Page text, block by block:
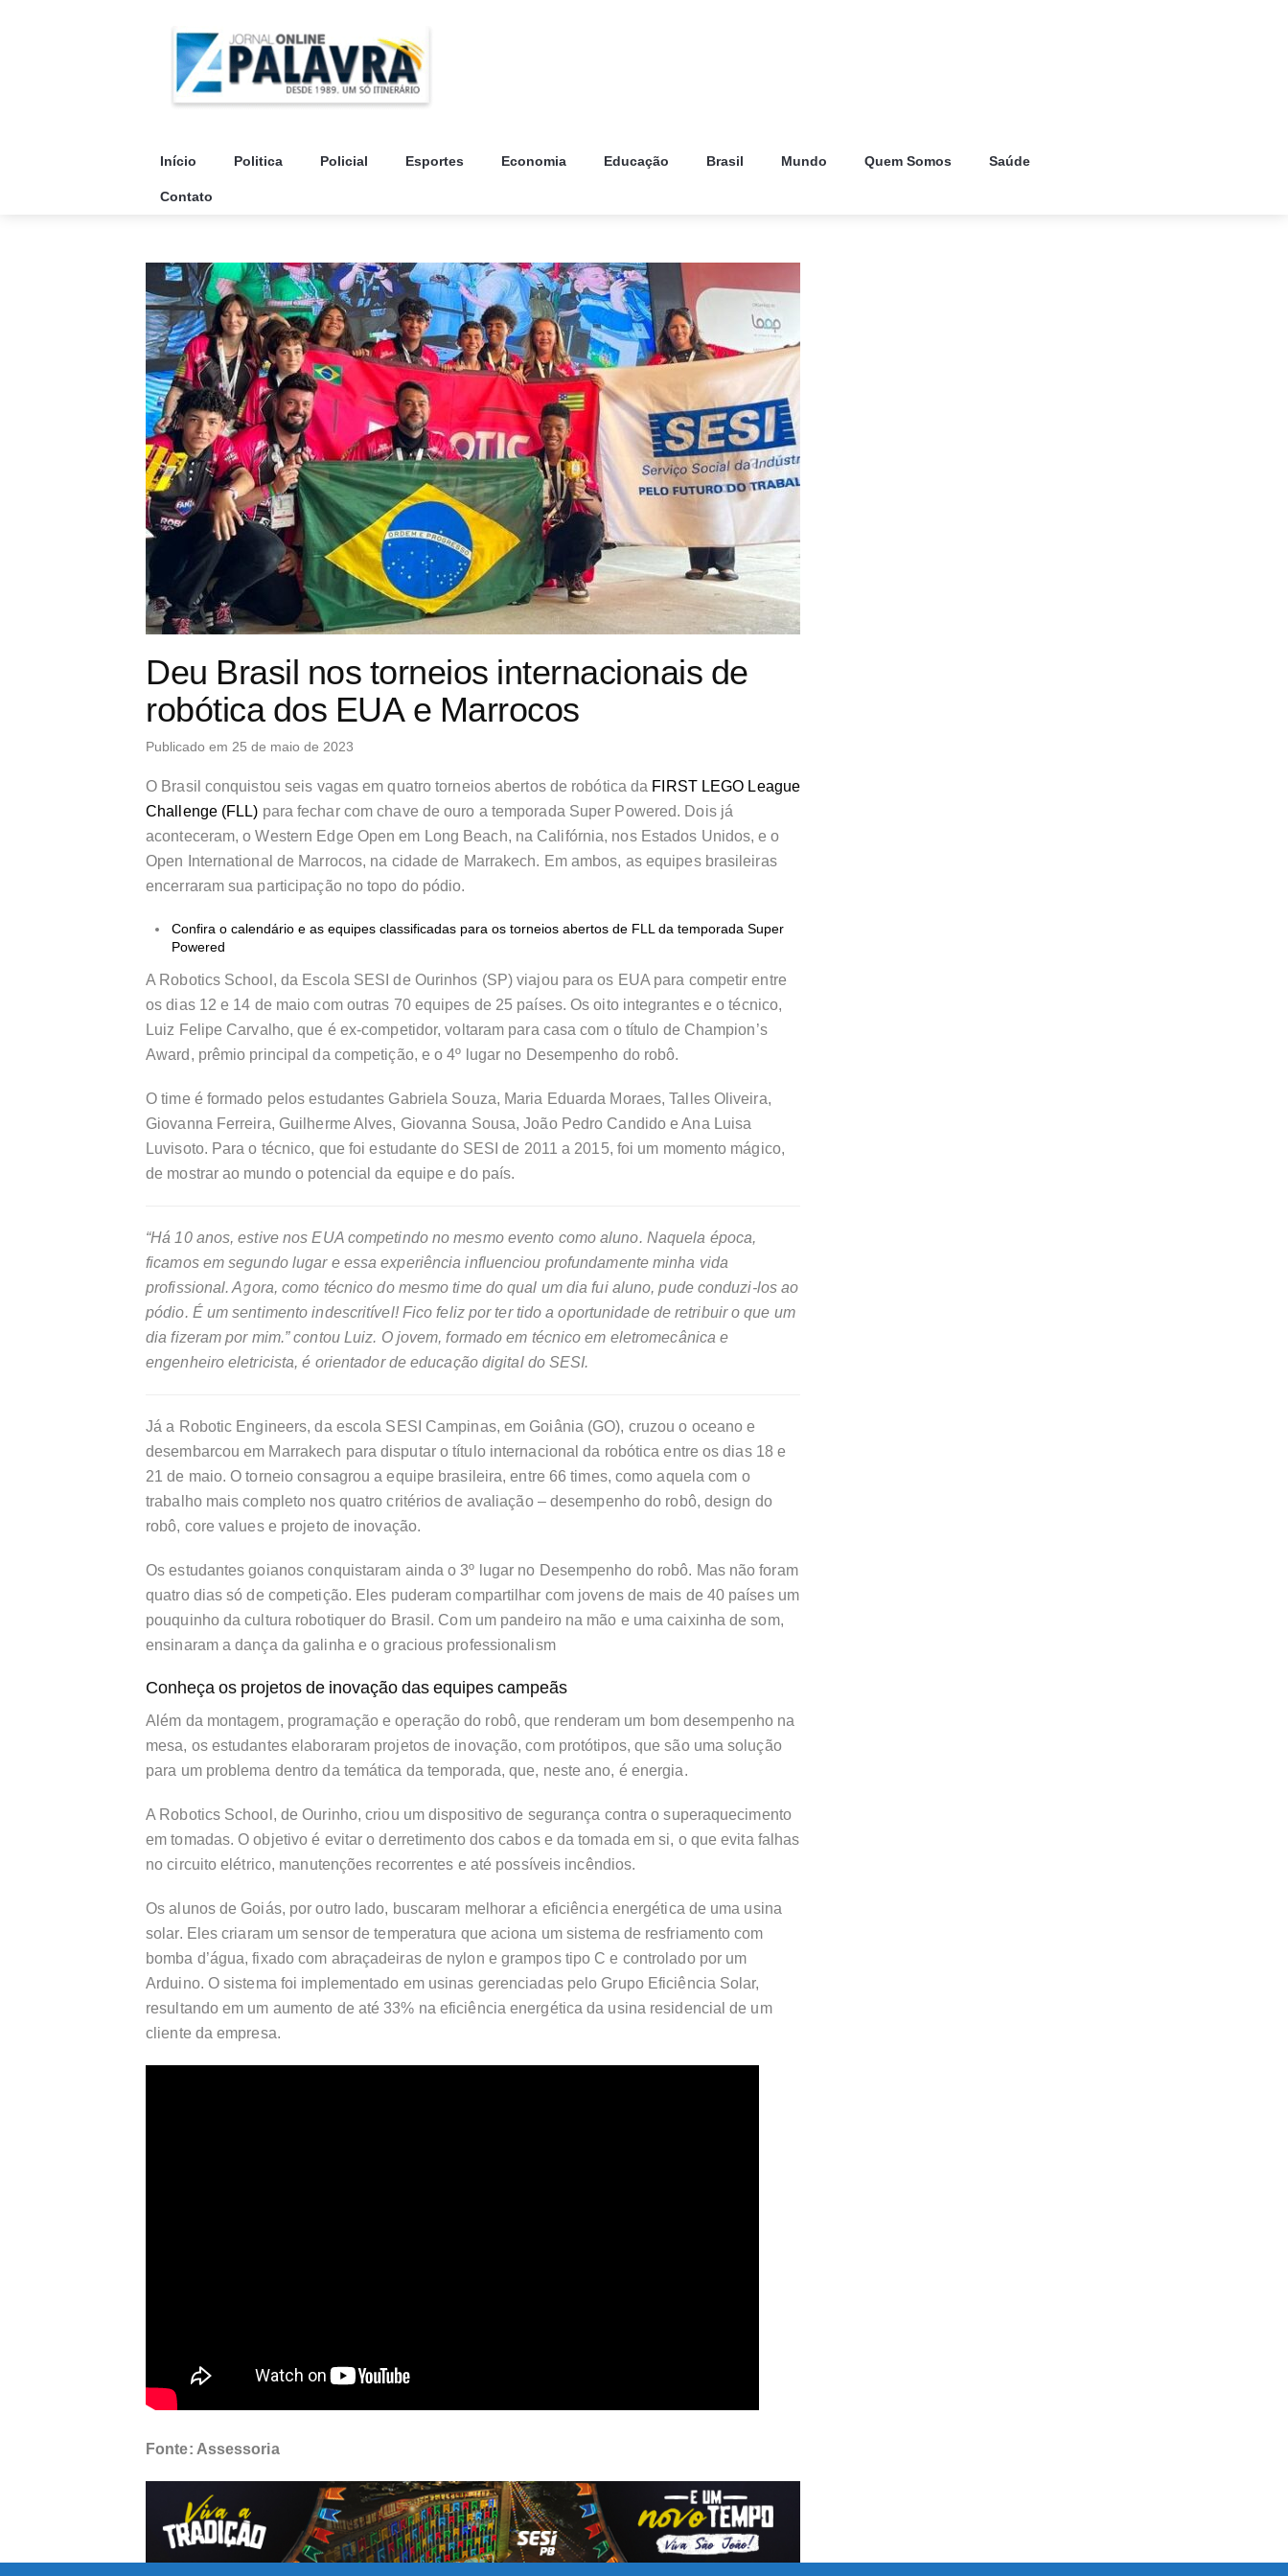
Início Politica Policial Esportes Economia Educação Brasil Mundo Quem Somos Saúde
Contato
Deu Brasil nos torneios internacionais de
robótica dos EUA e Marrocos
Publicado em 25 de maio de 2023
O Brasil conquistou seis vagas em quatro torneios abertos de robótica da FIRST LEGO League
Challenge (FLL) para fechar com chave de ouro a temporada Super Powered. Dois já
aconteceram, o Western Edge Open em Long Beach, na Califórnia, nos Estados Unidos, e o
Open International de Marrocos, na cidade de Marrakech. Em ambos, as equipes brasileiras
encerraram sua participação no topo do pódio.
Confira o calendário e as equipes classificadas para os torneios abertos de FLL da temporada Super
Powered
A Robotics School, da Escola SESI de Ourinhos (SP) viajou para os EUA para competir entre
os dias 12 e 14 de maio com outras 70 equipes de 25 países. Os oito integrantes e o técnico,
Luiz Felipe Carvalho, que é ex-competidor, voltaram para casa com o título de Champion’s
Award, prêmio principal da competição, e o 4º lugar no Desempenho do robô.
O time é formado pelos estudantes Gabriela Souza, Maria Eduarda Moraes, Talles Oliveira,
Giovanna Ferreira, Guilherme Alves, Giovanna Sousa, João Pedro Candido e Ana Luisa
Luvisoto. Para o técnico, que foi estudante do SESI de 2011 a 2015, foi um momento mágico,
de mostrar ao mundo o potencial da equipe e do país.
“Há 10 anos, estive nos EUA competindo no mesmo evento como aluno. Naquela época,
ficamos em segundo lugar e essa experiência influenciou profundamente minha vida
profissional. Agora, como técnico do mesmo time do qual um dia fui aluno, pude conduzi-los ao
pódio. É um sentimento indescritível! Fico feliz por ter tido a oportunidade de retribuir o que um
dia fizeram por mim.” contou Luiz. O jovem, formado em técnico em eletromecânica e
engenheiro eletricista, é orientador de educação digital do SESI.
Já a Robotic Engineers, da escola SESI Campinas, em Goiânia (GO), cruzou o oceano e
desembarcou em Marrakech para disputar o título internacional da robótica entre os dias 18 e
21 de maio. O torneio consagrou a equipe brasileira, entre 66 times, como aquela com o
trabalho mais completo nos quatro critérios de avaliação – desempenho do robô, design do
robô, core values e projeto de inovação.
Os estudantes goianos conquistaram ainda o 3º lugar no Desempenho do robô. Mas não foram
quatro dias só de competição. Eles puderam compartilhar com jovens de mais de 40 países um
pouquinho da cultura robotiquer do Brasil. Com um pandeiro na mão e uma caixinha de som,
ensinaram a dança da galinha e o gracious professionalism
Conheça os projetos de inovação das equipes campeãs
Além da montagem, programação e operação do robô, que renderam um bom desempenho na
mesa, os estudantes elaboraram projetos de inovação, com protótipos, que são uma solução
para um problema dentro da temática da temporada, que, neste ano, é energia.
A Robotics School, de Ourinho, criou um dispositivo de segurança contra o superaquecimento
em tomadas. O objetivo é evitar o derretimento dos cabos e da tomada em si, o que evita falhas
no circuito elétrico, manutenções recorrentes e até possíveis incêndios.
Os alunos de Goiás, por outro lado, buscaram melhorar a eficiência energética de uma usina
solar. Eles criaram um sensor de temperatura que aciona um sistema de resfriamento com
bomba d’água, fixado com abraçadeiras de nylon e grampos tipo C e controlado por um
Arduino. O sistema foi implementado em usinas gerenciadas pelo Grupo Eficiência Solar,
resultando em um aumento de até 33% na eficiência energética da usina residencial de um
cliente da empresa.
Fonte: Assessoria